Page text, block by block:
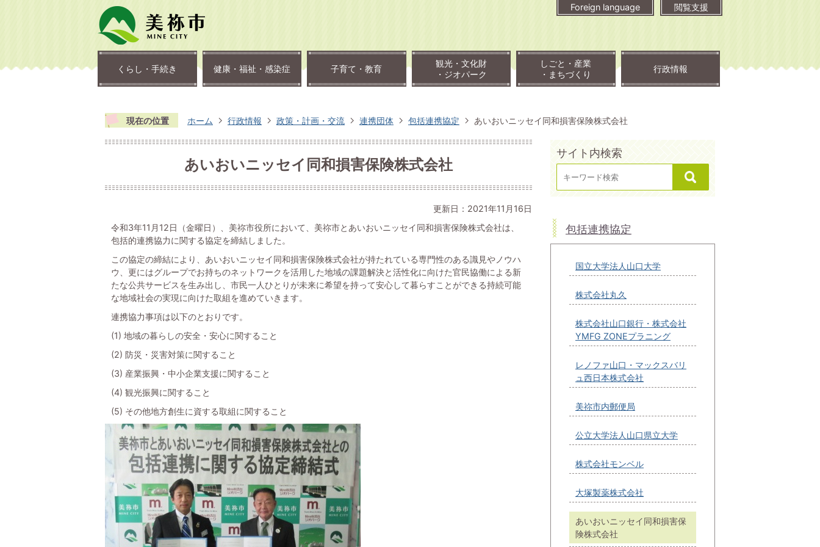
Foreign language 閲覧支援
くらし・手続き 健康・福祉・感染症 子育て・教育
観光・文化財
・ジオパーク
しごと・産業
・まちづくり
行政情報
現在の位置 ホーム 行政情報 政策・計画・交流 連携団体 包括連携協定 あいおいニッセイ同和損害保険株式会社
あいおいニッセイ同和損害保険株式会社
更新日：2021年11月16日
令和3年11月12日（金曜日）、美祢市役所において、美祢市とあいおいニッセイ同和損害保険株式会社は、
包括的連携協力に関する協定を締結しました。
この協定の締結により、あいおいニッセイ同和損害保険株式会社が持たれている専門性のある識見やノウハ
ウ、更にはグループでお持ちのネットワークを活用した地域の課題解決と活性化に向けた官民協働による新
たな公共サービスを生み出し、市民一人ひとりが未来に希望を持って安心して暮らすことができる持続可能
な地域社会の実現に向けた取組を進めていきます。
連携協力事項は以下のとおりです。
(1) 地域の暮らしの安全・安心に関すること
(2) 防災・災害対策に関すること
(3) 産業振興・中小企業支援に関すること
(4) 観光振興に関すること
(5) その他地方創生に資する取組に関すること
サイト内検索
包括連携協定
国立大学法人山口大学
株式会社丸久
株式会社山口銀行・株式会社
YMFG ZONEプラニング
レノファ山口・マックスバリ
ュ西日本株式会社
美祢市内郵便局
公立大学法人山口県立大学
株式会社モンベル
大塚製薬株式会社
あいおいニッセイ同和損害保
険株式会社